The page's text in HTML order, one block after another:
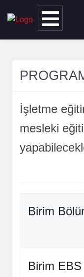
İşletme
mesleki
Birim
Birim EBS